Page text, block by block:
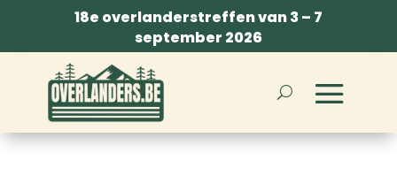
18e overlanderstreffen van 3 – 7
september 2026